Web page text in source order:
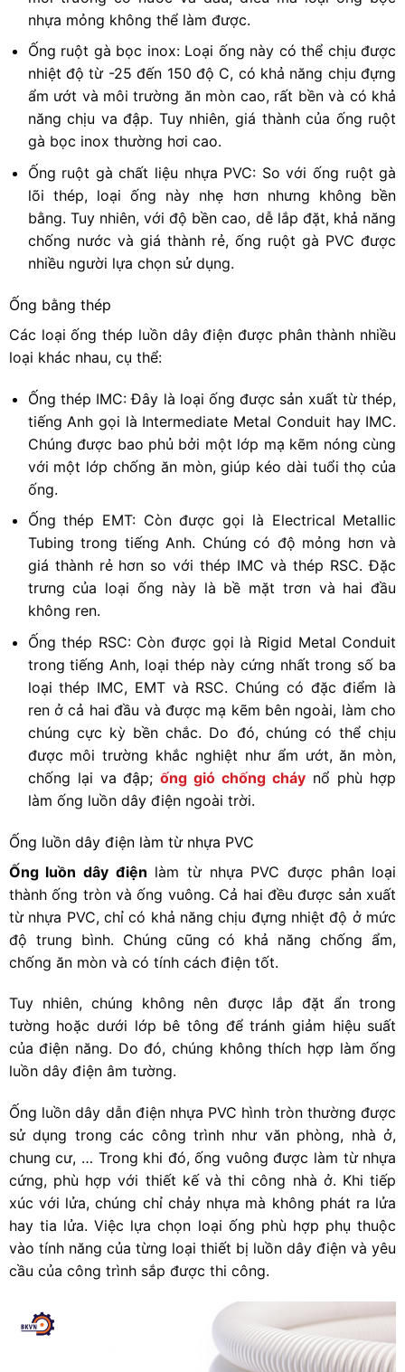
nhựa mỏng không thể làm được.
Ống ruột gà bọc inox: Loại ống này có thể chịu được
nhiệt độ từ -25 đến 150 độ C, có khả năng chịu đựng
ẩm ướt và môi trường ăn mòn cao, rất bền và có khả
năng chịu va đập. Tuy nhiên, giá thành của ống ruột
gà bọc inox thường hơi cao.
Ống ruột gà chất liệu nhựa PVC: So với ống ruột gà
lõi thép, loại ống này nhẹ hơn nhưng không bền
bằng. Tuy nhiên, với độ bền cao, dễ lắp đặt, khả năng
chống nước và giá thành rẻ, ống ruột gà PVC được
nhiều người lựa chọn sử dụng.
Ống bằng thép
Các loại ống thép luồn dây điện được phân thành nhiều
loại khác nhau, cụ thể:
Ống thép IMC: Đây là loại ống được sản xuất từ thép,
tiếng Anh gọi là Intermediate Metal Conduit hay IMC.
Chúng được bao phủ bởi một lớp mạ kẽm nóng cùng
với một lớp chống ăn mòn, giúp kéo dài tuổi thọ của
ống.
Ống thép EMT: Còn được gọi là Electrical Metallic
Tubing trong tiếng Anh. Chúng có độ mỏng hơn và
giá thành rẻ hơn so với thép IMC và thép RSC. Đặc
trưng của loại ống này là bề mặt trơn và hai đầu
không ren.
Ống thép RSC: Còn được gọi là Rigid Metal Conduit
trong tiếng Anh, loại thép này cứng nhất trong số ba
loại thép IMC, EMT và RSC. Chúng có đặc điểm là
ren ở cả hai đầu và được mạ kẽm bên ngoài, làm cho
chúng cực kỳ bền chắc. Do đó, chúng có thể chịu
được môi trường khắc nghiệt như ẩm ướt, ăn mòn,
chống lại va đập;ống gió chống cháy nổ phù hợp
làm ống luồn dây điện ngoài trời.
Ống luồn dây điện làm từ nhựa PVC
Ống luồn dây điện làm từ nhựa PVC được phân loại
thành ống tròn và ống vuông. Cả hai đều được sản xuất
từ nhựa PVC, chỉ có khả năng chịu đựng nhiệt độ ở mức
độ trung bình. Chúng cũng có khả năng chống ẩm,
chống ăn mòn và có tính cách điện tốt.
Tuy nhiên, chúng không nên được lắp đặt ẩn trong
tường hoặc dưới lớp bê tông để tránh giảm hiệu suất
của điện năng. Do đó, chúng không thích hợp làmống
luồn dây điện âm tường.
Ống luồn dây dẫn điện nhựa PVC hình tròn thường được
sử dụng trong các công trình như văn phòng, nhà ở,
chung cư, … Trong khi đó, ống vuông được làm từ nhựa
cứng, phù hợp với thiết kế và thi công nhà ở. Khi tiếp
xúc với lửa, chúng chỉ chảy nhựa mà không phát ra lửa
hay tia lửa. Việc lựa chọn loại ống phù hợp phụ thuộc
vào tính năng của từng loại thiết bị luồn dây điện và yêu
cầu của công trình sắp được thi công.